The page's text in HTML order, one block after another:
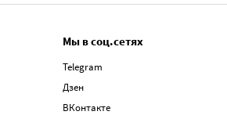
Мы в соц.сетях
Telegram
Дзен
ВКонтакте